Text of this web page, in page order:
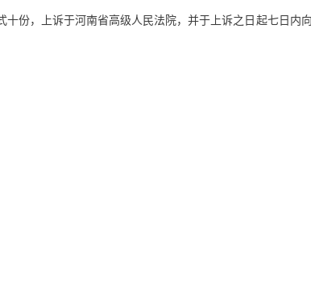
份，上诉于河南省高级人民法院，并于上诉之日起七日内